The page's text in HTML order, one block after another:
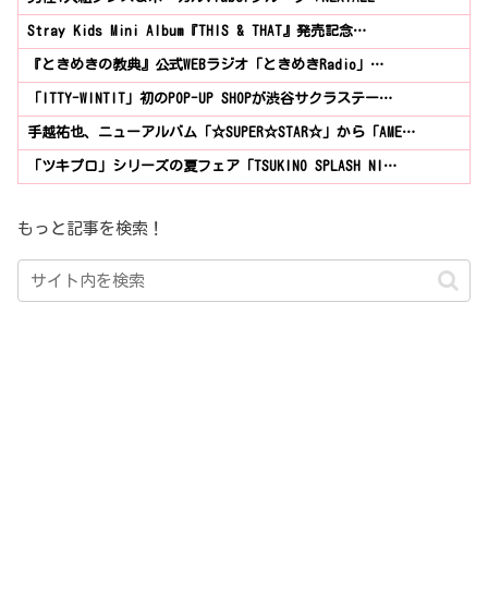
Stray Kids Mini Album『THIS & THAT』発売記念…
『ときめきの教典』公式WEBラジオ「ときめきRadio」…
「ITTY-WINTIT」初のPOP-UP SHOPが渋谷サクラステー…
手越祐也、ニューアルバム「☆SUPER☆STAR☆」から「AME…
「ツキプロ」シリーズの夏フェア「TSUKINO SPLASH NI…
もっと記事を検索！